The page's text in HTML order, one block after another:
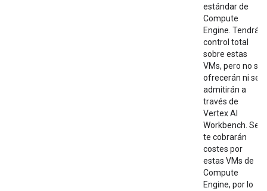
estándar de
Compute
Engine. Tendrás
control total
sobre estas
VMs, pero no se
ofrecerán ni se
admitirán a
través de
Vertex AI
Workbench. Se
te cobrarán
costes por
estas VMs de
Compute
Engine, por lo